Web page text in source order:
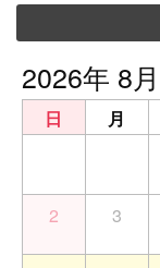
2026年 8月
日 月
2 3